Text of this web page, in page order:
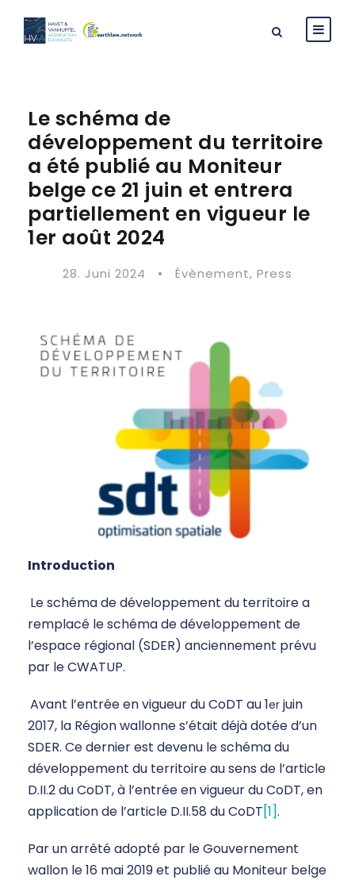
Le schéma de
développement du territoire
a été publié au Moniteur
belge ce 21 juin et entrera
partiellement en vigueur le
1er août 2024
28. Juni 2024 • Évènement, Press
Introduction
Le schéma de développement du territoire a
remplacé le schéma de développement de
l’espace régional (SDER) anciennement prévu
par le CWATUP.
Avant l’entrée en vigueur du CoDT au 1er juin
2017, la Région wallonne s’était déjà dotée d’un
SDER. Ce dernier est devenu le schéma du
développement du territoire au sens de l’article
D.II.2 du CoDT, à l’entrée en vigueur du CoDT, en
application de l’article D.II.58 du CoDT[1].
Par un arrêté adopté par le Gouvernement
wallon le 16 mai 2019 et publié au Moniteur belge